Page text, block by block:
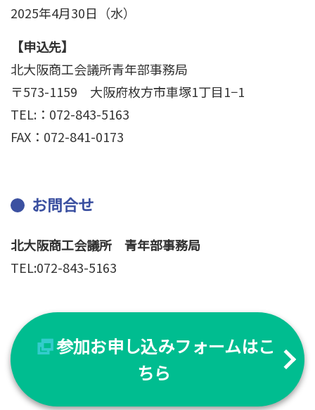
2025年4月30日（水）
【申込先】
北大阪商工会議所青年部事務局
〒573-1159 大阪府枚方市車塚1丁目1−1
TEL:：072-843-5163
FAX：072-841-0173
お問合せ
北大阪商工会議所 青年部事務局
TEL:072-843-5163
参加お申し込みフォームはこ
ちら